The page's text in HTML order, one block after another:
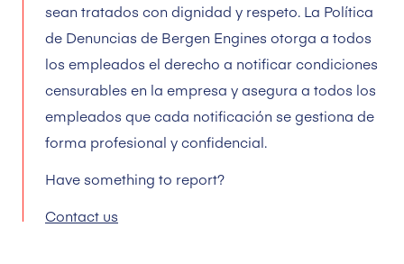
sean tratados con dignidad y respeto. La Política
de Denuncias de Bergen Engines otorga a todos
los empleados el derecho a notificar condiciones
censurables en la empresa y asegura a todos los
empleados que cada notificación se gestiona de
forma profesional y confidencial.
Have something to report?
Contact us